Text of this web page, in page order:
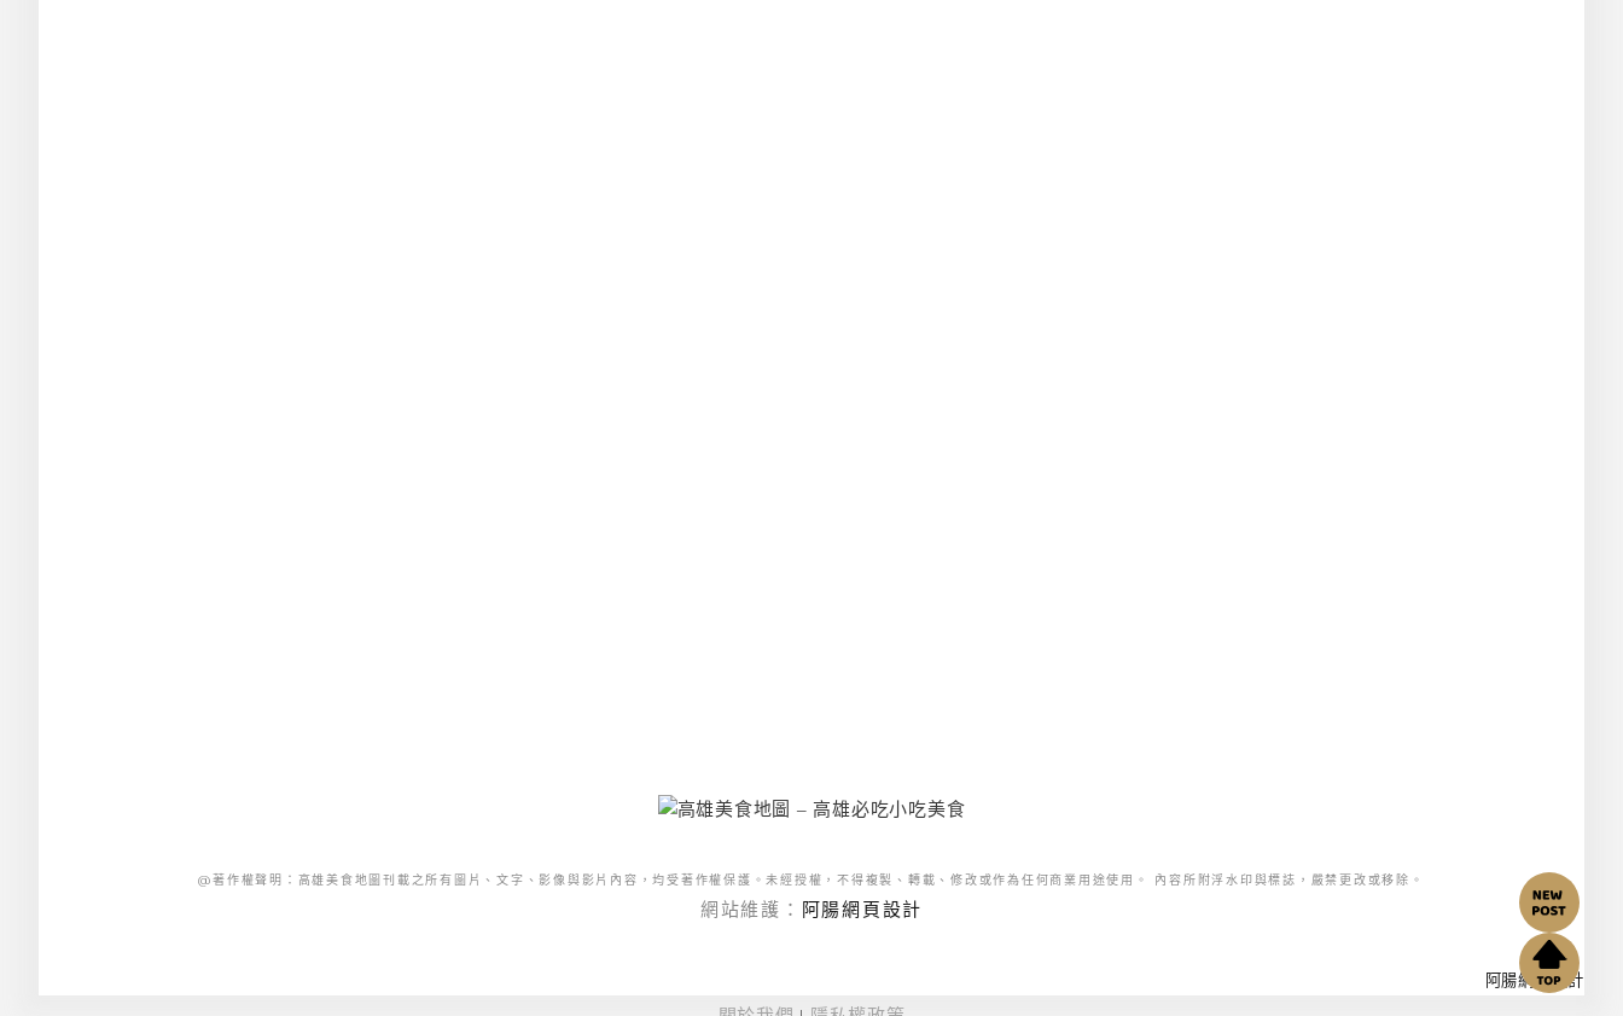
@著作權聲明：高雄美食地圖刊載之所有圖片、文字、影像與影片內容，均受著作權保護。未經授權，不得複製、轉載、修改或作為任何商業用途使用。 內容所附浮水印與標誌，嚴禁更改或移除。
網站維護： 阿腸網頁設計
阿腸網頁設計